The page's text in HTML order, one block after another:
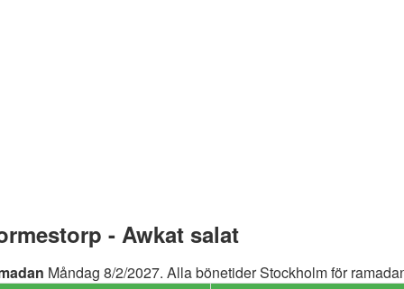
- Awkat salat
Måndag 8/2/2027. Alla bönetider Stockholm för